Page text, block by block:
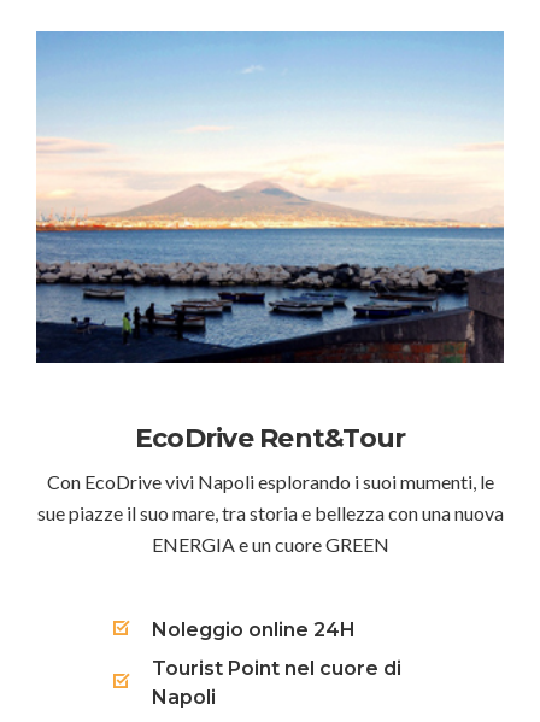
EcoDrive Rent&Tour
Con EcoDrive vivi Napoli esplorando i suoi mumenti, le
sue piazze il suo mare, tra storia e bellezza con una nuova
ENERGIA e un cuore GREEN
Noleggio online 24H
Tourist Point nel cuore di
Napoli